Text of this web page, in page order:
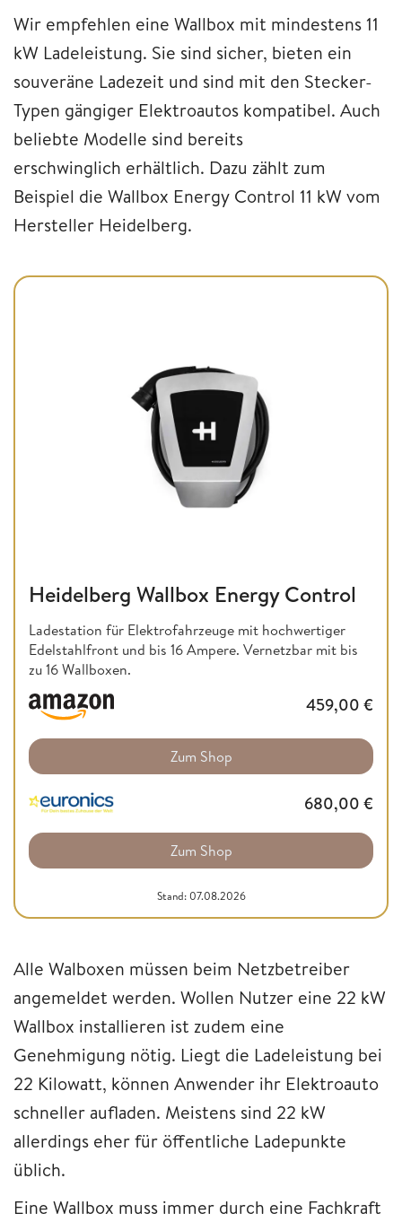
Wir empfehlen eine Wallbox mit mindestens 11
kW Ladeleistung. Sie sind sicher, bieten ein
souveräne Ladezeit und sind mit den Stecker-
Typen gängiger Elektroautos kompatibel. Auch
beliebte Modelle sind bereits
erschwinglich erhältlich. Dazu zählt zum
Beispiel die Wallbox Energy Control 11 kW vom
Hersteller Heidelberg.
Heidelberg Wallbox Energy Control
Ladestation für Elektrofahrzeuge mit hochwertiger
Edelstahlfront und bis 16 Ampere. Vernetzbar mit bis
zu 16 Wallboxen.
459,00 €
Zum Shop
680,00 €
Zum Shop
Stand: 07.08.2026
Alle Walboxen müssen beim Netzbetreiber
angemeldet werden. Wollen Nutzer eine 22 kW
Wallbox installieren ist zudem eine
Genehmigung nötig. Liegt die Ladeleistung bei
22 Kilowatt, können Anwender ihr Elektroauto
schneller aufladen. Meistens sind 22 kW
allerdings eher für öffentliche Ladepunkte
üblich.
Eine Wallbox muss immer durch eine Fachkraft